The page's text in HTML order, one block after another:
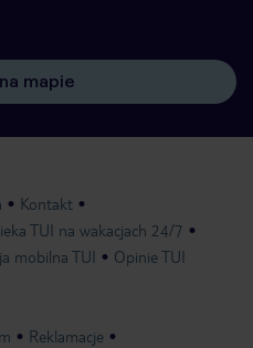
mapie
Kontakt
TUI na wakacjach 24/7
mobilna TUI Opinie TUI
Reklamacje